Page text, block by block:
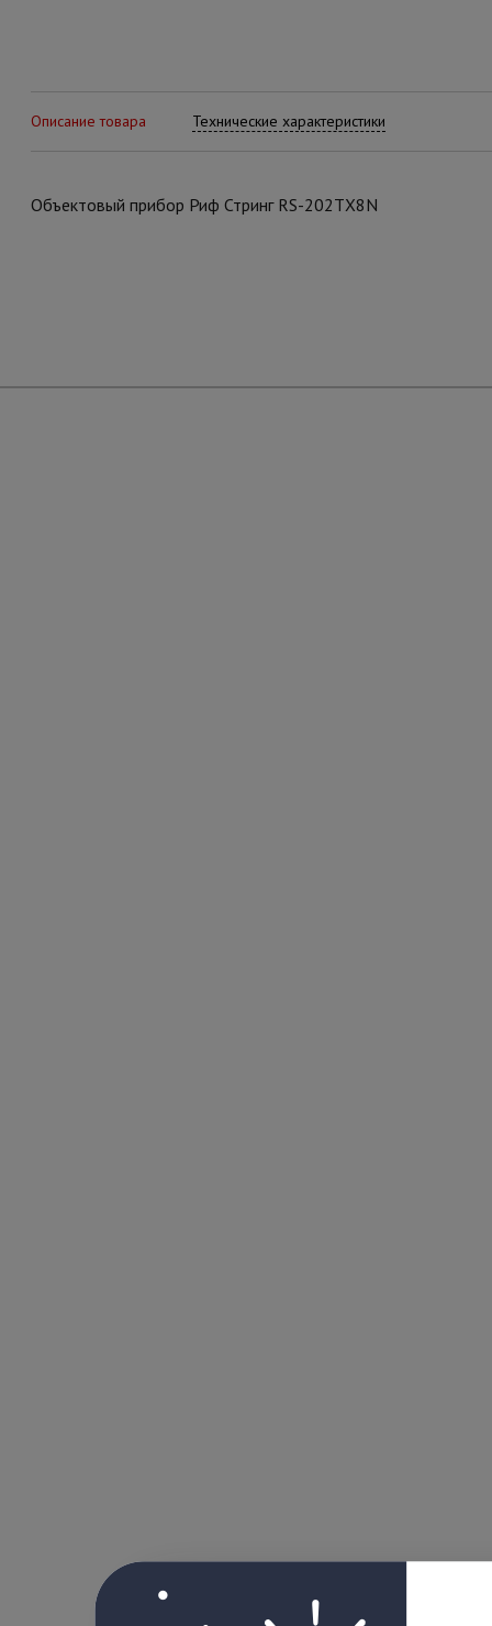
Описание товара Технические характеристики
Объектовый прибор Риф Стринг RS-202TХ8N